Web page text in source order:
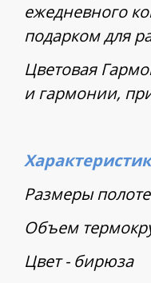
ежедневного
подарком для
Цветовая
и гармонии,
Размеры
Объем
Цвет - бирюза